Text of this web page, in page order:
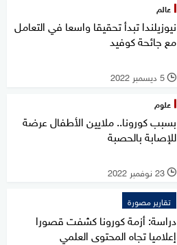
عالم
نيوزيلندا تبدأ تحقيقا واسعا في التعامل
مع جائحة كوفيد
l 5 ديسمبر 2022
علوم
بسبب كورونا.. ملايين الأطفال عرضة
للإصابة بالحصبة
l 23 نوفمبر 2022
تقارير مصورة
دراسة: أزمة كورونا كشفت قصورا
إعلاميا تجاه المحتوى العلمي